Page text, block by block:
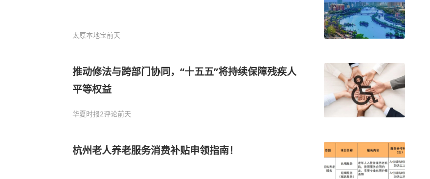
太原本地宝前天
推动修法与跨部门协同，“十五五”将持续保障残疾人
平等权益
华夏时报2评论前天
杭州老人养老服务消费补贴申领指南！